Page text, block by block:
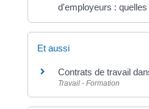
d'employeurs :
Et aussi
Contrats de travail
Travail - Formation